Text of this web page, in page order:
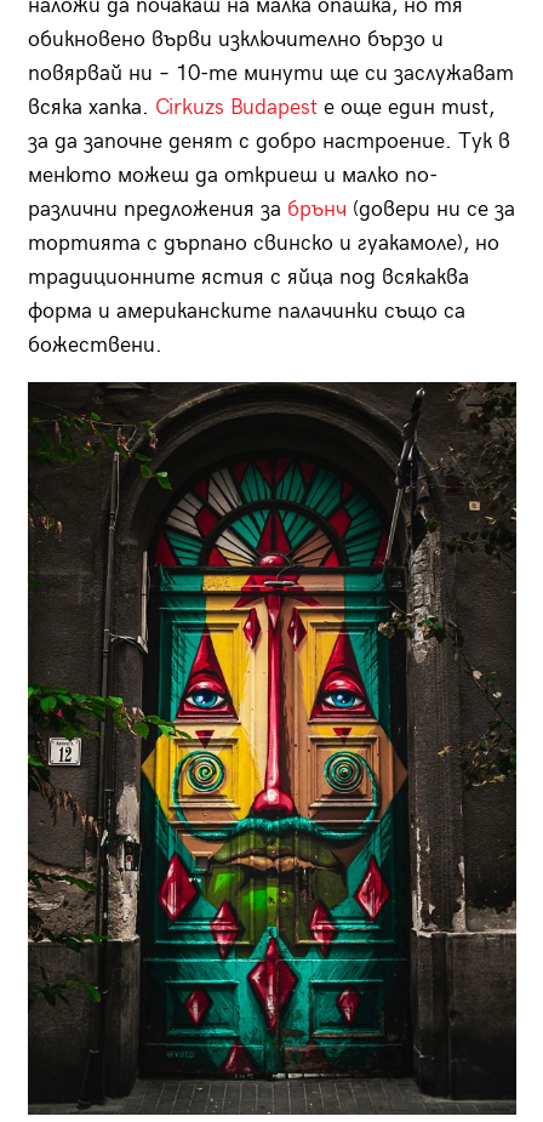
наложи да почакаш на малка опашка, но тя
обикновено върви изключително бързо и
повярвай ни – 10-те минути ще си заслужават
всяка хапка. Cirkuzs Budapestе още един must,
за да започне денят с добро настроение. Тук в
менюто можеш да откриеш и малко по-
различни предложения за брънч (довери ни се за
тортията с дърпано свинско и гуакамоле), но
традиционните ястия с яйца под всякаква
форма и американските палачинки също са
божествени.